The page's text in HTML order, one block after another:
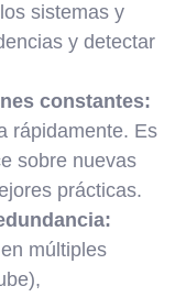
sistemas y
y detectar
constantes:
rápidamente. Es
sobre nuevas
prácticas.
múltiples